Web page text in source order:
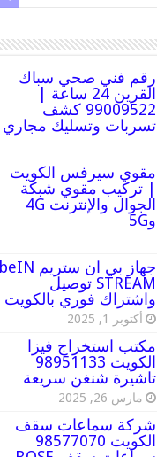
رقم فني صحي سباك
القرين 24 ساعة |
99009522 كشف
تسربات وتسليك مجاري
مقوي سيرفس الكويت
| تركيب مقوي شبكة
الجوال والإنترنت 4G
و5G
جهاز بي ان ستريم beIN
STREAM توصيل
واشتراك فوري بالكويت
أكتوبر 1, 2025
مكتب استخراج فيزا
الكويت 98951133
تاشيرة شنغن سريعة
مارس 26, 2025
شركة سماعات سقف
الكويت 98577070